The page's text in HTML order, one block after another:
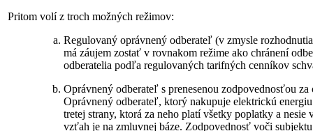
Pritom volí z troch možných režimov:
Regulovaný oprávnený odberateľ (v zmysle
má záujem zostať v rovnakom režime ako chránení
odberatelia podľa regulovaných tarifných cenníkov
Oprávnený odberateľ s prenesenou zodpovednosťou
Oprávnený odberateľ, ktorý nakupuje elektrickú
tretej strany, ktorá za neho platí všetky poplatky a nesie
vzťah je na zmluvnej báze. Zodpovednosť voči